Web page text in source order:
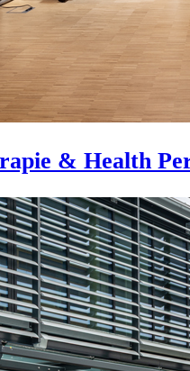
& Health